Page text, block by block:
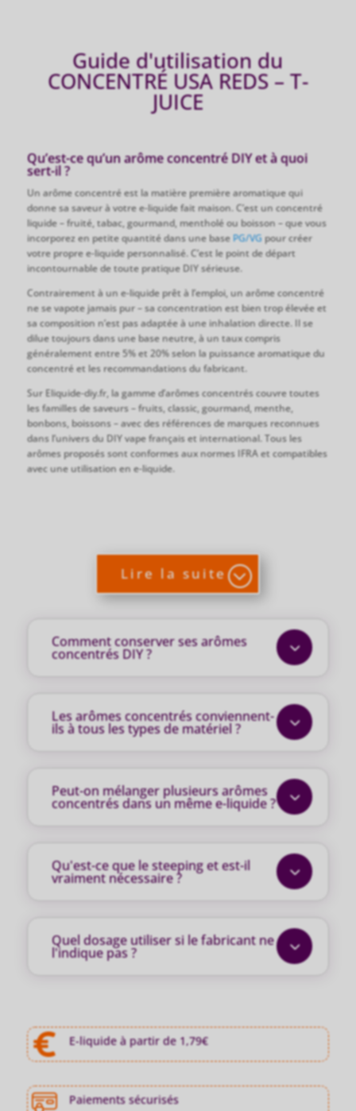
Guide d'utilisation du
CONCENTRÉ USA REDS – T-
JUICE
Qu’est-ce qu’un arôme concentré DIY et à quoi
sert-il ?
Un arôme concentré est la matière première aromatique qui
donne sa saveur à votre e-liquide fait maison. C’est un concentré
liquide – fruité, tabac, gourmand, mentholé ou boisson – que vous
incorporez en petite quantité dans une basePG/VGpour créer
votre propre e-liquide personnalisé. C’est le point de départ
incontournable de toute pratique DIY sérieuse.
Contrairement à un e-liquide prêt à l’emploi, un arôme concentré
ne se vapote jamais pur – sa concentration est bien trop élevée et
sa composition n’est pas adaptée à une inhalation directe. Il se
dilue toujours dans une base neutre, à un taux compris
généralement entre 5% et 20% selon la puissance aromatique du
concentré et les recommandations du fabricant.
Sur Eliquide-diy.fr, la gamme d’arômes concentrés couvre toutes
les familles de saveurs – fruits, classic, gourmand, menthe,
bonbons, boissons – avec des références de marques reconnues
dans l’univers du DIY vape français et international. Tous les
arômes proposés sont conformes aux normes IFRA et compatibles
avec une utilisation en e-liquide.
Lire la suite
3
Comment conserver ses arômes
concentrés DIY ?
3
Les arômes concentrés conviennent-
ils à tous les types de matériel ?
3
Peut-on mélanger plusieurs arômes
concentrés dans un même e-liquide ?
3
Qu'est-ce que le steeping et est-il
vraiment nécessaire ?
3
Quel dosage utiliser si le fabricant ne
l'indique pas ?
E-liquide à partir de 1,79€
Paiements sécurisés